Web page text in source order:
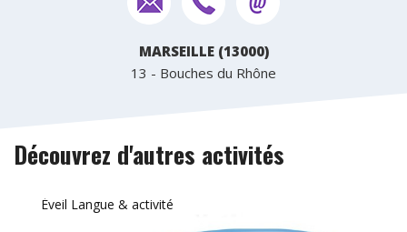
MARSEILLE (13000)
13 - Bouches du Rhône
Découvrez d'autres activités
Éveil Langue & activité